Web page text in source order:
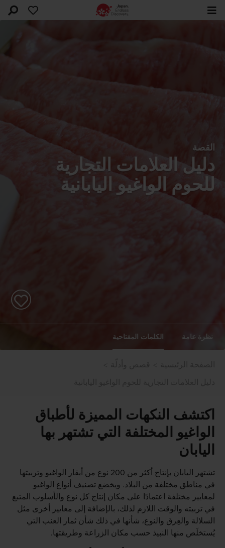
القصة
دليل العلامات التجارية
للحوم الواغيو اليابانية
نظرة عامة الكلمات المفتاحية
اكتشف النكهات المميزة لأطباق
الواغيو المختلفة التي تشتهر بها
اليابان
تشتهر اليابان بإنتاج أكثر من 200 نوع من أبقار الواغيو وتربيتها
في مناطق مختلفة من البلاد. ويخضع تصنيف أنواع الواغيو
لمعايير مختلفة اعتمادًا على مكان إنتاج كل نوع والأسلوب المتبع
في تربيته والوقت اللازم لذلك، بالإضافة إلى معايير أخرى مثل
السلالة والعِرق والنوع، شأنها في ذلك شأن ثمار العنب التي
يُستخلَص منها النبيذ حسب مكان الزراعة وطريقتها.